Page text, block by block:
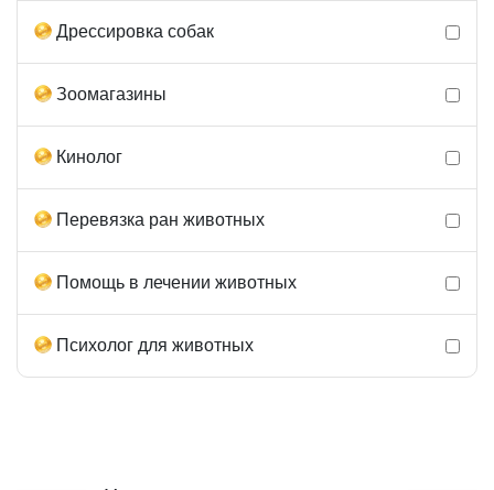
Дрессировка собак
Зоомагазины
Кинолог
Перевязка ран животных
Помощь в лечении животных
Психолог для животных